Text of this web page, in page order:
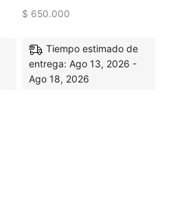
$ 650.000
Tiempo estimado de
entrega: Ago 13, 2026 -
Ago 18, 2026